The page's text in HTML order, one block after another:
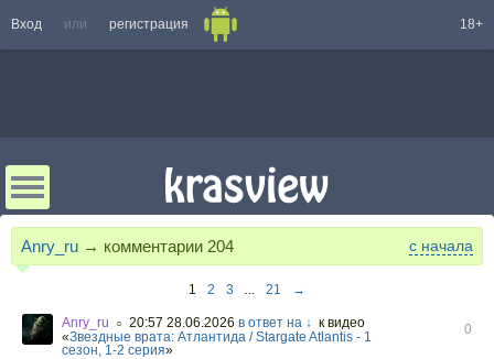
Вход или регистрация 18+
Anry_ru → комментарии 204 с начала
1 2 3 ... 21 →
Anry_ru ○ 20:57 28.06.2026 в ответ на ↓ к видео
«Звездные врата: Атлантида / Stargate Atlantis - 1
сезон, 1-2 серия»
0